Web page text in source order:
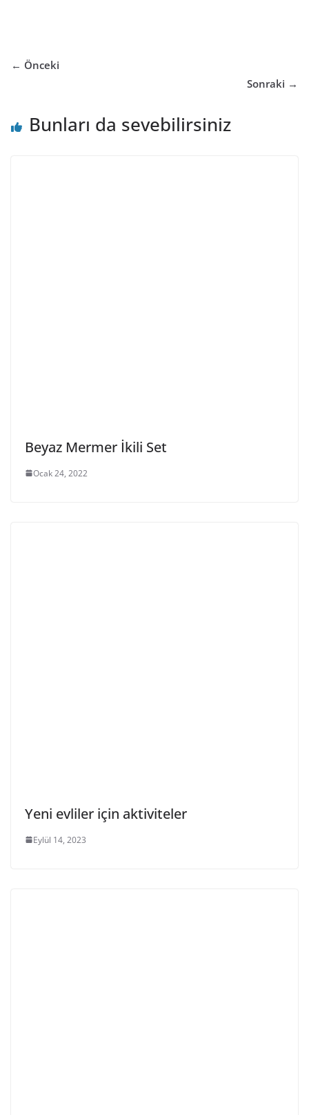
← Önceki
Sonraki →
Bunları da sevebilirsiniz
Beyaz Mermer İkili Set
Ocak 24, 2022
Yeni evliler için aktiviteler
Eylül 14, 2023